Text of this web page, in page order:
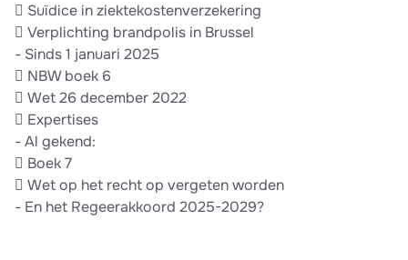
 Suïdice in ziektekostenverzekering
 Verplichting brandpolis in Brussel
- Sinds 1 januari 2025
 NBW boek 6
 Wet 26 december 2022
 Expertises
- Al gekend:
 Boek 7
 Wet op het recht op vergeten worden
- En het Regeerakkoord 2025-2029?